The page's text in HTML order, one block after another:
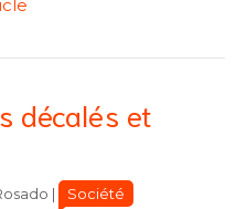
décalés et
Catégories
Catégories
Société